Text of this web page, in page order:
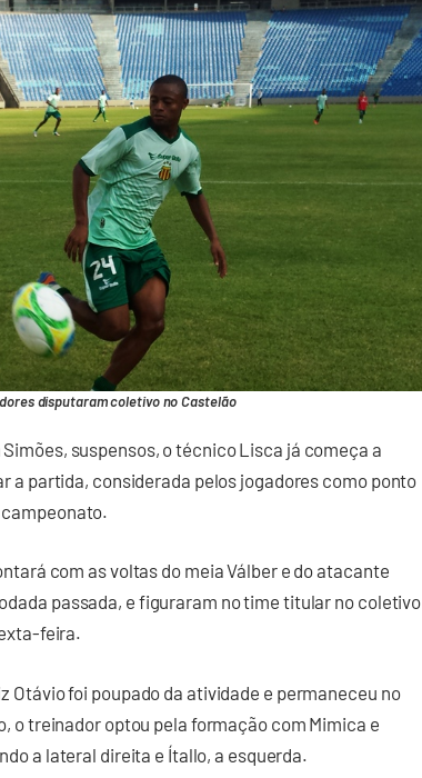
disputaram coletivo no Castelão
suspensos, o técnico Lisca já começa a
a partida, considerada pelos jogadores como ponto
com as voltas do meia Válber e do atacante
passada, e figuraram no time titular no coletivo
feira.
Otávio foi poupado da atividade e permaneceu no
o treinador optou pela formação com Mimica e
a lateral direita e Ítallo, a esquerda.